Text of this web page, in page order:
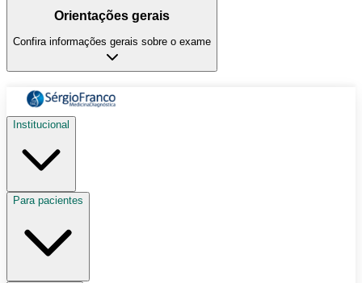
Orientações gerais
Confira informações gerais sobre o exame
Institucional
Para pacientes